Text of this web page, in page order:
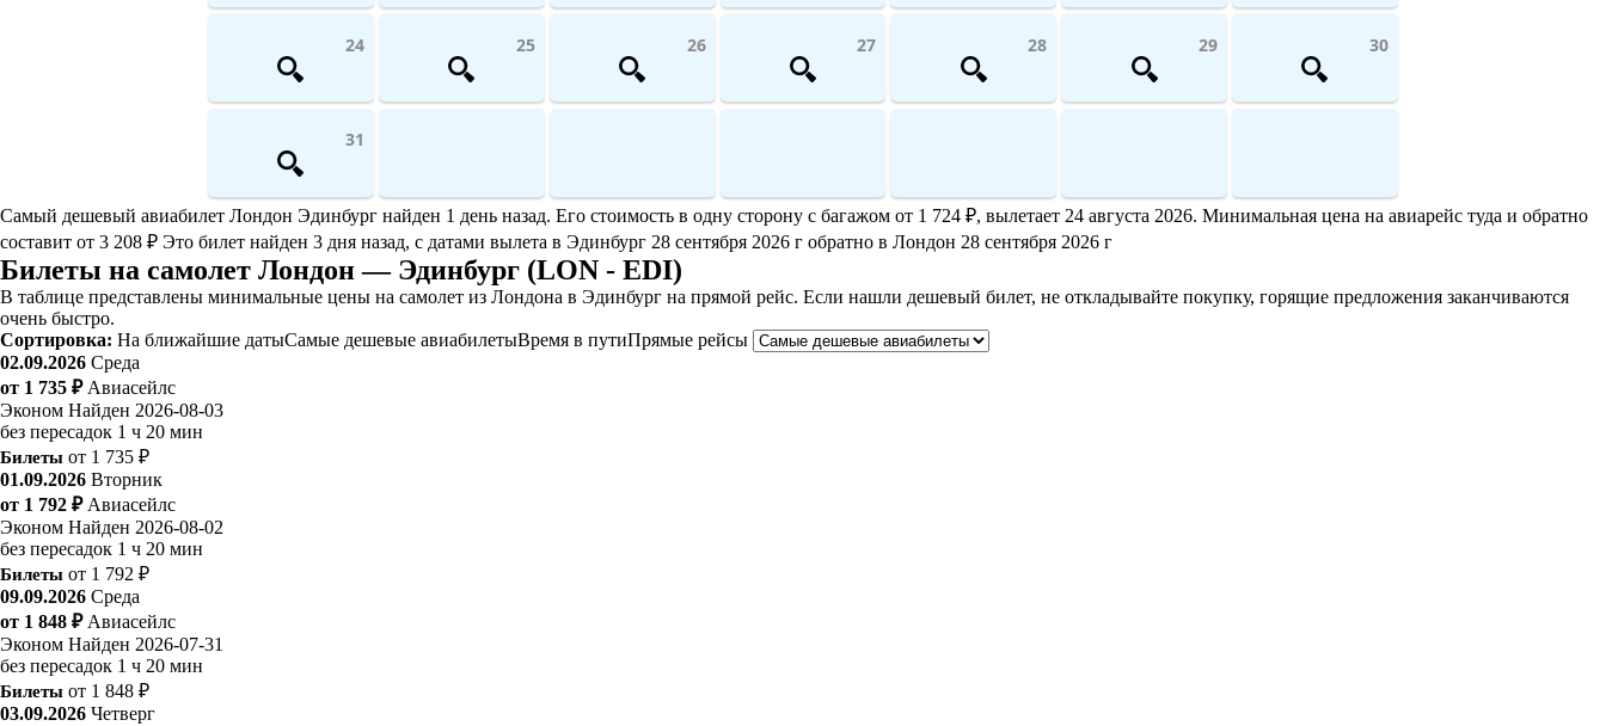
24 25 26 27 28 29 30
31
Самый дешевый авиабилет Лондон Эдинбург найден 1 день назад. Его стоимость в одну сторону с багажом от 1 724 ₽, вылетает 24 августа 2026. Минимальная цена на авиарейс туда и обратно
составит от 3 208 ₽ Это билет найден 3 дня назад, с датами вылета в Эдинбург 28 сентября 2026 г обратно в Лондон 28 сентября 2026 г
Билеты на самолет Лондон — Эдинбург (LON - EDI)
В таблице представлены минимальные цены на самолет из Лондона в Эдинбург на прямой рейс. Если нашли дешевый билет, не откладывайте покупку, горящие предложения заканчиваются
очень быстро.
Сортировка: На ближайшие датыСамые дешевые авиабилетыВремя в путиПрямые рейсы
02.09.2026 Среда
от 1 735 ₽ Авиасейлс
Эконом Найден 2026-08-03
без пересадок 1 ч 20 мин
Билеты от 1 735 ₽
01.09.2026 Вторник
от 1 792 ₽ Авиасейлс
Эконом Найден 2026-08-02
без пересадок 1 ч 20 мин
Билеты от 1 792 ₽
09.09.2026 Среда
от 1 848 ₽ Авиасейлс
Эконом Найден 2026-07-31
без пересадок 1 ч 20 мин
Билеты от 1 848 ₽
03.09.2026 Четверг